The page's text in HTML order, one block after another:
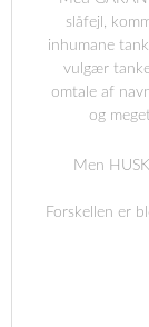
slåfejl,
inhumane
vulgær
omtale af
og
Men
Forskellen er